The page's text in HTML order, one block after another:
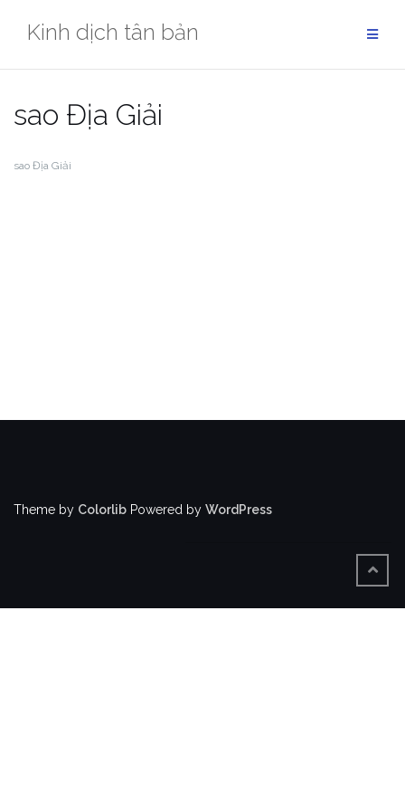
Kinh dịch tân bản
sao Địa Giải
sao Địa Giải
Theme by Colorlib Powered by WordPress